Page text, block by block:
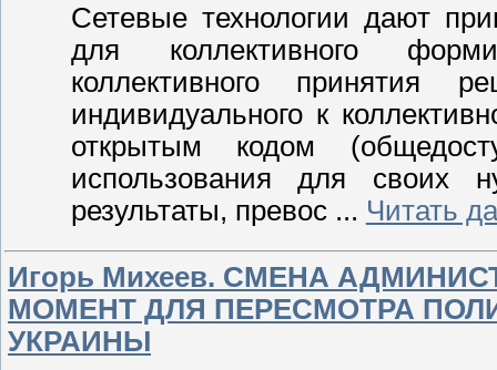
Сетевые технологии дают
для коллективного
коллективного принятия
индивидуального к
открытым кодом
использования для своих
результаты, превос ... Читать
Игорь Михеев. СМЕНА
МОМЕНТ ДЛЯ ПЕРЕСМОТРА
УКРАИНЫ